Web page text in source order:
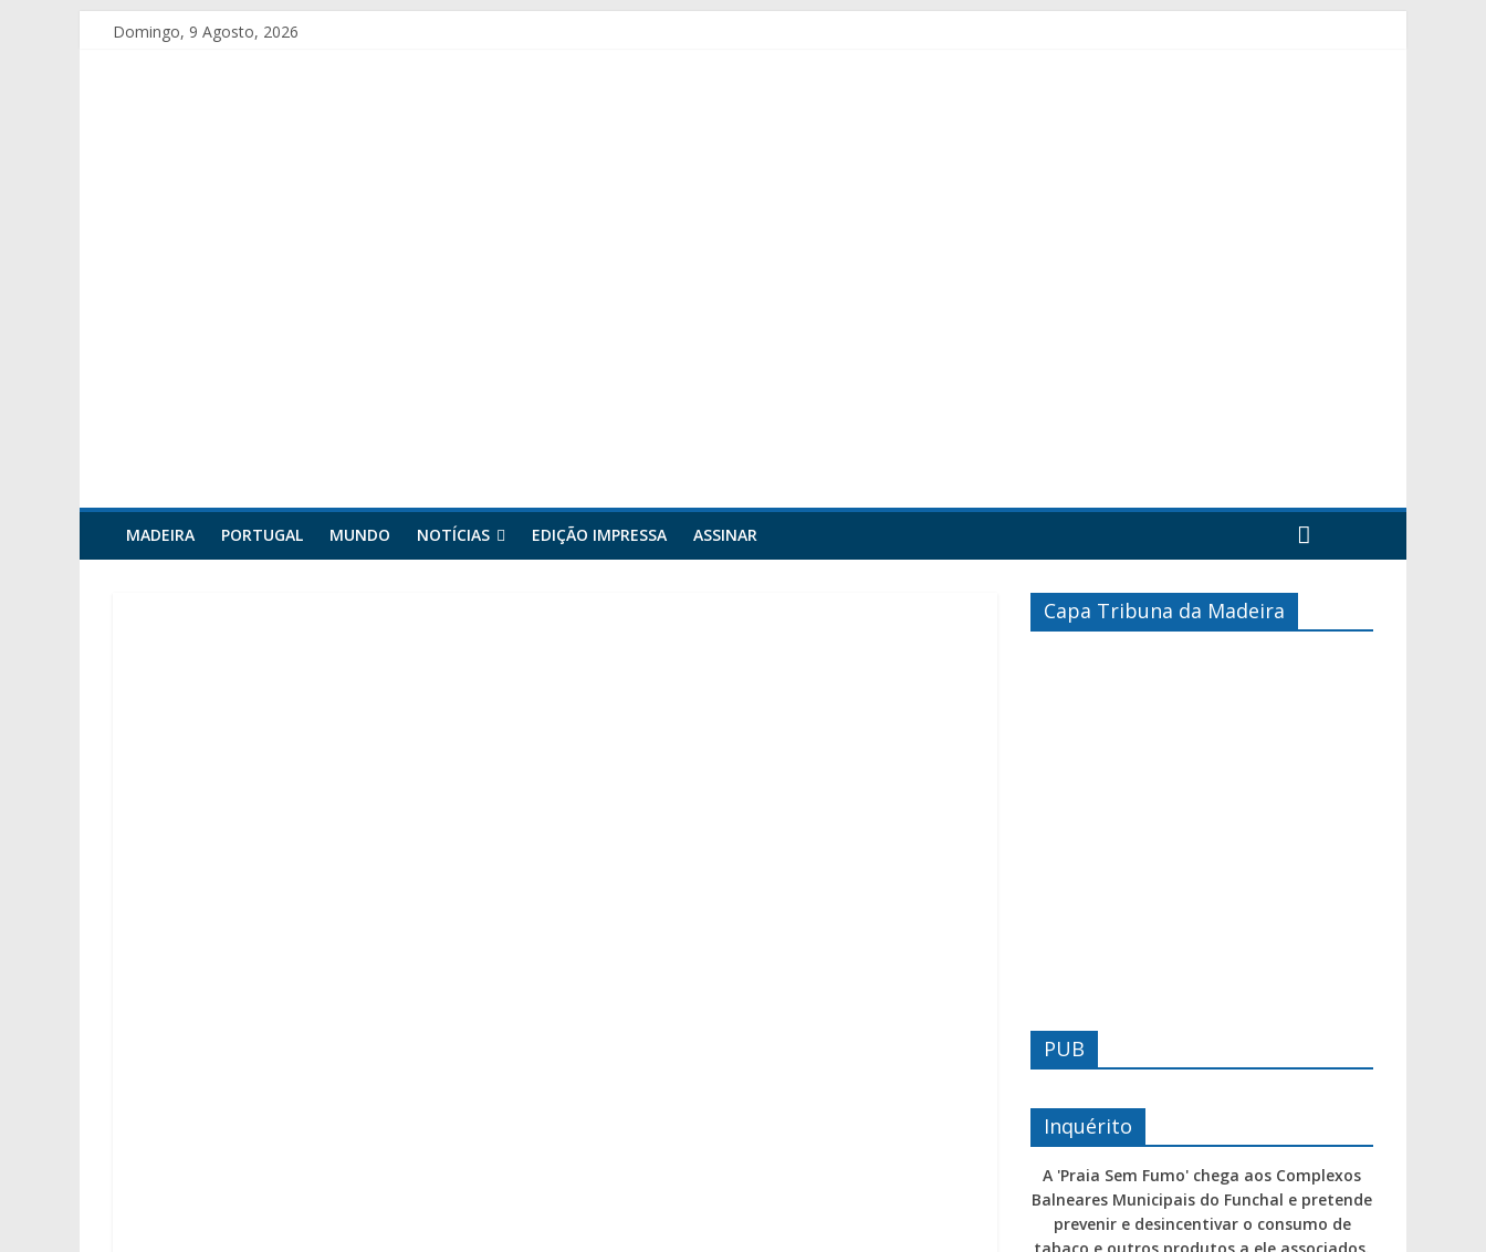
Domingo, 9 Agosto, 2026
MADEIRA PORTUGAL MUNDO NOTÍCIAS EDIÇÃO IMPRESSA ASSINAR
Capa Tribuna da Madeira
PUB
Inquérito
A 'Praia Sem Fumo' chega aos Complexos
Balneares Municipais do Funchal e pretende
prevenir e desincentivar o consumo de